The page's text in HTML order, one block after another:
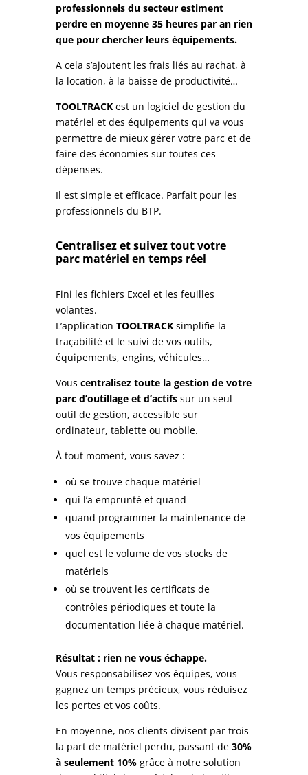
professionnels du secteur estiment
perdre en moyenne 35 heures par an rien
que pour chercher leurs équipements.
A cela s’ajoutent les frais liés au rachat, à
la location, à la baisse de productivité…
TOOLTRACKest un logiciel de gestion du
matériel et des équipements qui va vous
permettre de mieux gérer votre parc et de
faire des économies sur toutes ces
dépenses.
Il est simple et efficace. Parfait pour les
professionnels du BTP.
Centralisez et suivez tout votre
parc matériel en temps réel
Fini les fichiers Excel et les feuilles
volantes.
L’application TOOLTRACKsimplifie la
traçabilité et le suivi de vos outils,
équipements, engins, véhicules…
Vous centralisez toute la gestion de votre
parc d’outillage et d’actifssur un seul
outil de gestion, accessible sur
ordinateur, tablette ou mobile.
À tout moment, vous savez :
où se trouve chaque matériel
qui l’a emprunté et quand
quand programmer la maintenance de
vos équipements
quel est le volume de vos stocks de
matériels
où se trouvent les certificats de
contrôles périodiques et toute la
documentation liée à chaque matériel.
Résultat : rien ne vous échappe.
Vous responsabilisez vos équipes, vous
gagnez un temps précieux, vous réduisez
les pertes et vos coûts.
En moyenne, nos clients divisent par trois
la part de matériel perdu, passant de 30%
à seulement 10%grâce à notre solution